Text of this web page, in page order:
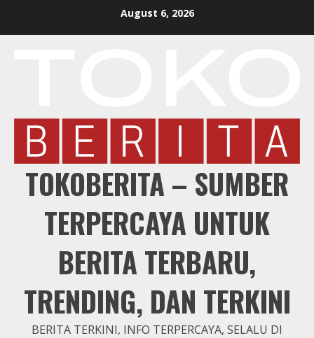
August 6, 2026
TOKOBERITA – SUMBER
TERPERCAYA UNTUK
BERITA TERBARU,
TRENDING, DAN TERKINI
BERITA TERKINI, INFO TERPERCAYA, SELALU DI